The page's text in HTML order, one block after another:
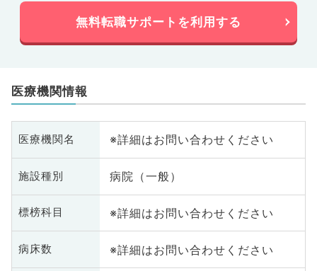
無料転職サポートを利用する
医療機関情報
医療機関名 ※詳細はお問い合わせください
施設種別 病院（一般）
標榜科目 ※詳細はお問い合わせください
病床数 ※詳細はお問い合わせください